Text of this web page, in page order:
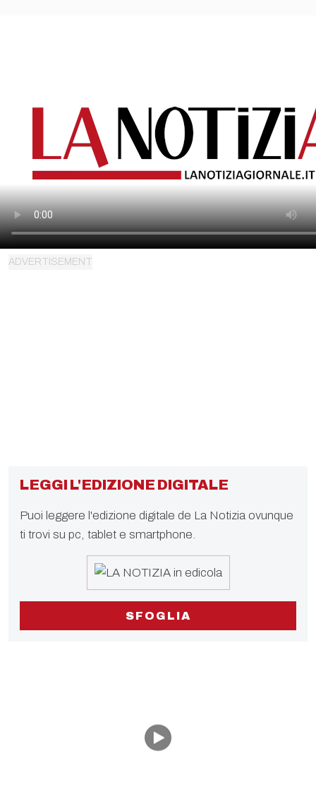
LEGGI L'EDIZIONE DIGITALE
Puoi leggere l'edizione digitale de La Notizia ovunque
ti trovi su pc, tablet e smartphone.
SFOGLIA